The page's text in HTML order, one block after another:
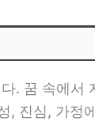
. 꿈 속에
진심, 가